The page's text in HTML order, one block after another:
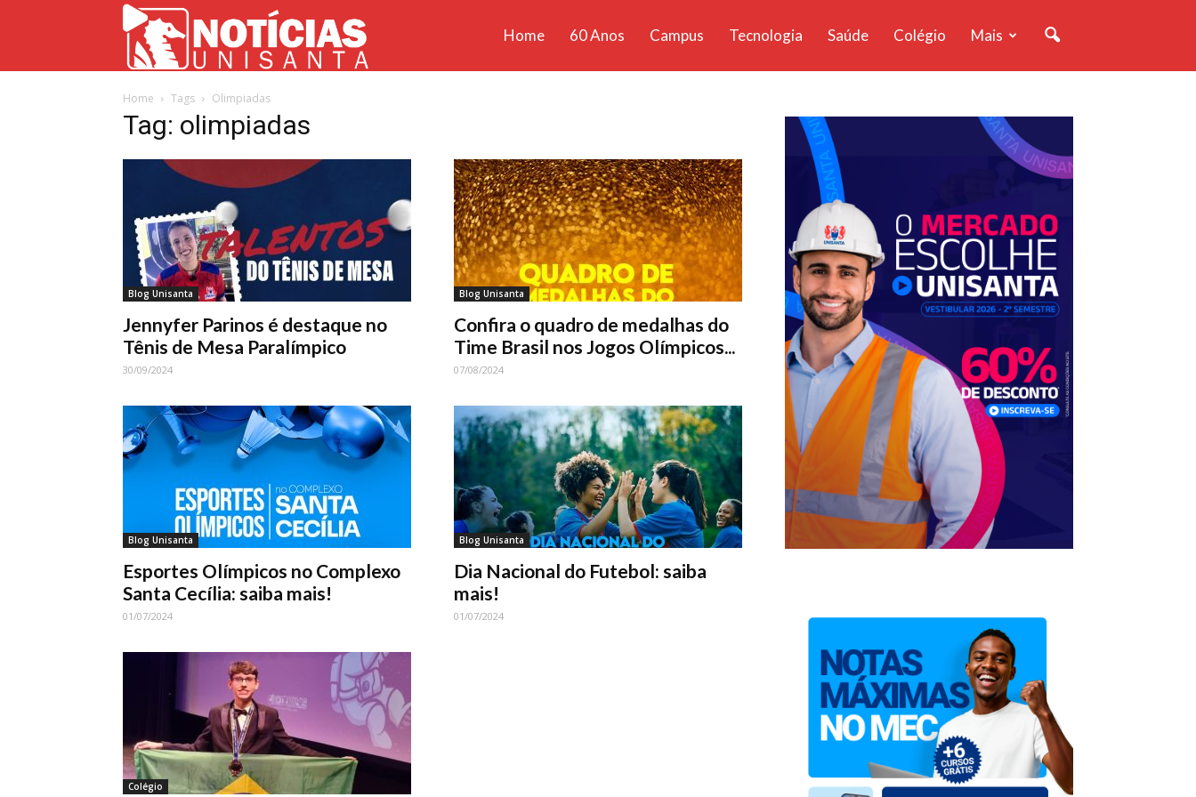
Home 60 Anos Campus Tecnologia Saúde Colégio Mais
Home Tags Olimpiadas
Tag: olimpiadas
Blog Unisanta
Jennyfer Parinos é destaque no
Tênis de Mesa Paralímpico
30/09/2024
Blog Unisanta
Confira o quadro de medalhas do
Time Brasil nos Jogos Olímpicos...
07/08/2024
Blog Unisanta
Esportes Olímpicos no Complexo
Santa Cecília: saiba mais!
01/07/2024
Blog Unisanta
Dia Nacional do Futebol: saiba
mais!
01/07/2024
Colégio